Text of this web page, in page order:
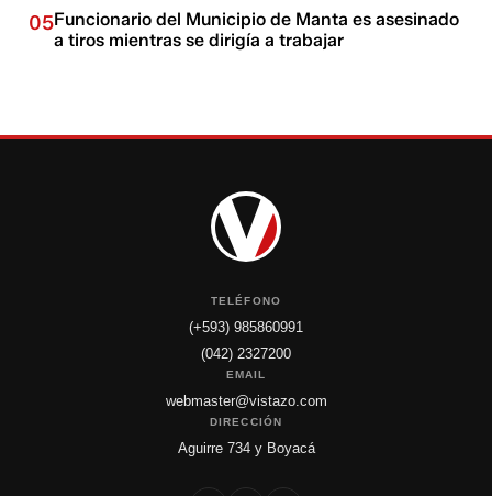
05Funcionario del Municipio de Manta es asesinado
a tiros mientras se dirigía a trabajar
TELÉFONO
(+593) 985860991
(042) 2327200
EMAIL
webmaster@vistazo.com
DIRECCIÓN
Aguirre 734 y Boyacá